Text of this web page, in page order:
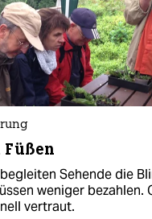
Füßen
begleiten Sehende die
weniger bezahlen.
vertraut.